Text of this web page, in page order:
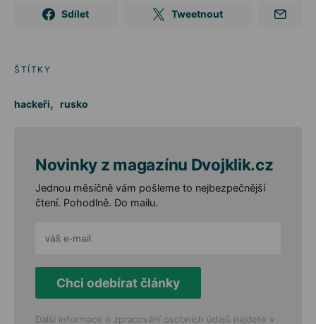
Sdílet Tweetnout
ŠTÍTKY
hackeři, rusko
Novinky z magazínu Dvojklik.cz
Jednou měsíčně vám pošleme to nejbezpečnější
čtení. Pohodlně. Do mailu.
Chci odebírat články
Další informace o zpracování osobních údajů najdete v